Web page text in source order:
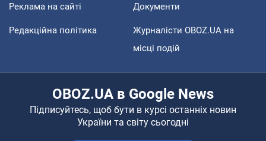
Реклама на сайті Документи
Редакційна політика
Журналісти OBOZ.UA на
місці подій
OBOZ.UA в Google News
Підписуйтесь, щоб бути в курсі останніх новин
України та світу сьогодні